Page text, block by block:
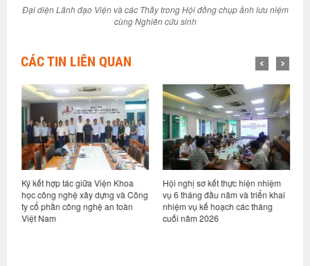
Đại diện Lãnh đạo Viện và các Thầy trong Hội đồng chụp ảnh lưu niệm
cùng Nghiên cứu sinh
CÁC TIN LIÊN QUAN
Ký kết hợp tác giữa Viện Khoa
học công nghệ xây dựng và Công
ty cổ phần công nghệ an toàn
Việt Nam
Hội nghị sơ kết thực hiện nhiệm
vụ 6 tháng đầu năm và triển khai
nhiệm vụ kế hoạch các tháng
cuối năm 2026